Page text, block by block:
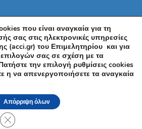
Επιμελητήριο Αθηνών 2026 |
Αθήνα, Τηλ: +30 210 3604815, e-mail:
info@acci.gr
|Πολιτική Απορρήτου
Προσβασιμότητας
by KNOWLEDGE A.E.
που είναι αναγκαία για τη
σας στις ηλεκτρονικές υπηρεσίες
(acci.gr) του Επιμελητηρίου και για
σας σε σχέση με τα
την επιλογή ρυθμίσεις cookies
η να απενεργοποιήσετε τα αναγκαία
Απόρριψη όλων
Κλείσιμο του Cookie banner για το GDPR